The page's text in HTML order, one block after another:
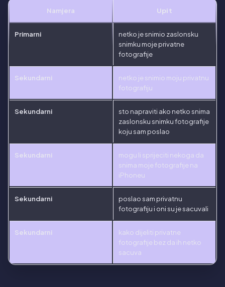
Namjera Upit
Primarni
netko je snimio zaslonsku
snimku moje privatne
fotografije
Sekundarni
netko je snimio moju privatnu
fotografiju
Sekundarni
sto napraviti ako netko snima
zaslonsku snimku fotografije
koju sam poslao
Sekundarni
mogu li sprijeciti nekoga da
snima moje fotografije na
iPhoneu
Sekundarni
poslao sam privatnu
fotografiju i oni su je sacuvali
Sekundarni
kako dijeliti privatne
fotografije bez da ih netko
sacuva